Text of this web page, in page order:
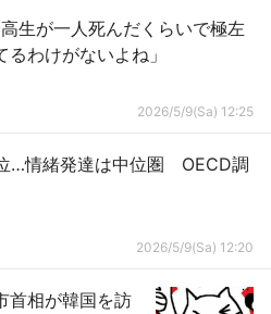
生が一人死んだくらいで極左
わけがないよね」
2026/5/9(Sa) 12:25
…情緒発達は中位圏 OECD調
2026/5/9(Sa) 12:20
首相が韓国を訪